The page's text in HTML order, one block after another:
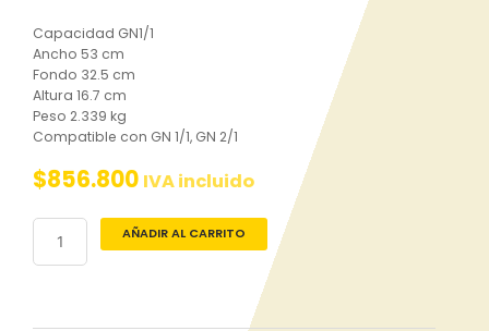
Capacidad GN1/1
Ancho 53 cm
Fondo 32.5 cm
Altura 16.7 cm
Peso 2.339 kg
Compatible con GN 1/1, GN 2/1
$856.800 IVA incluido
Asados
Estofados
AÑADIR AL CARRITO